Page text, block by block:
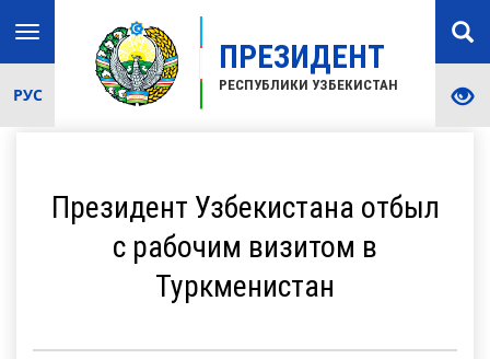
ПРЕЗИДЕНТ
РЕСПУБЛИКИ УЗБЕКИСТАН
Toggle
navigation
РУС
Президент Узбекистана отбыл
с рабочим визитом в
Туркменистан